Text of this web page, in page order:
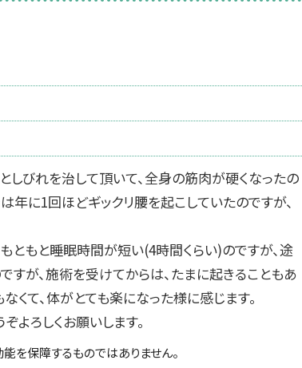
びれを治して頂いて、全身の筋肉が硬くなったの
年に1回ほどギックリ腰を起こしていたのですが、
ともと睡眠時間が短い(4時間くらい)のですが、途
すが、施術を受けてからは、たまに起きることもあ
くて、体がとても楽になった様に感じます。
よろしくお願いします。
を保障するものではありません。